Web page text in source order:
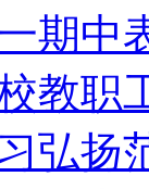
期中
教
弘